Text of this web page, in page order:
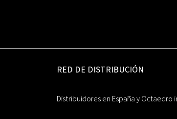
RED DE DISTRIBUCIÓN
Distribuidores en España y Octaedro